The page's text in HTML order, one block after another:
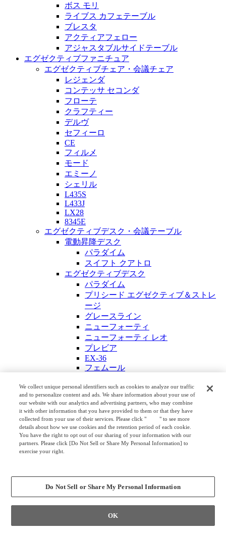
ボス モリ
ライブス カフェテーブル
ブレスタ
アクティアフェロー
アジャスタブルサイドテーブル
エグゼクティブファニチュア
エグゼクティブチェア・会議チェア
レジェンダ
コンテッサ セコンダ
フローテ
クラフティー
デルヴ
セフィーロ
CE
フィルメ
モード
エミーノ
シェリル
L435S
L433J
LX28
8345E
エグゼクティブデスク・会議テーブル
電動昇降デスク
パラダイム
スイフト クアトロ
エグゼクティブデスク
パラダイム
プリシード エグゼクティブ＆ストレ
ージ
グレースライン
ニューフォーティ
ニューフォーティ レオ
プレビア
EX-36
フェムール
EX-39
EX-F300
EX-37
ラティオ Ⅲ EX
EX-38
EX-46
会議テーブル
プリシード エグゼクティブ＆ストレ
ージ
ラティオ Ⅲ
シンフォニア
システム会議テーブル ティースキル
We collect unique personal identifiers such as cookies to analyze our traffic
and to personalize content and ads. We share information about your use of
our website with our analytics and advertising partners, who may combine
it with other information that you have provided to them or that they have
collected from your use of their services. Please click "
here" to see more
details about how we use cookies and the retention period of each cookie.
You have the right to opt out of our sharing of your information with our
partners. Please click [Do Not Sell or Share My Personal Information] to
exercise your right.
Do Not Sell or Share My Personal Information
OK